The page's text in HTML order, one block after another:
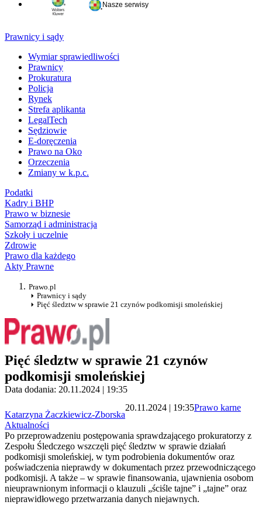
Nasze serwisy
Prawnicy i sądy
Wymiar sprawiedliwości
Prawnicy
Prokuratura
Policja
Rynek
Strefa aplikanta
LegalTech
Sędziowie
E-doręczenia
Prawo na Oko
Orzeczenia
Zmiany w k.p.c.
Podatki
Kadry i BHP
Prawo w biznesie
Samorząd i administracja
Szkoły i uczelnie
Zdrowie
Prawo dla każdego
Akty Prawne
Prawo.pl
Prawnicy i sądy
Pięć śledztw w sprawie 21 czynów podkomisji smoleńskiej
Pięć śledztw w sprawie 21 czynów
podkomisji smoleńskiej
Data dodania: 20.11.2024 | 19:35
Katarzyna Żaczkiewicz-Zborska
20.11.2024 | 19:35Prawo karne
Aktualności
Po przeprowadzeniu postępowania sprawdzającego prokuratorzy z
Zespołu Śledczego wszczęli pięć śledztw w sprawie działań
podkomisji smoleńskiej, w tym podrobienia dokumentów oraz
poświadczenia nieprawdy w dokumentach przez przewodniczącego
podkomisji. A także – w sprawie finansowania, ujawnienia osobom
nieuprawnionym informacji o klauzuli „ściśle tajne” i „tajne” oraz
nieprawidłowego przetwarzania danych niejawnych.